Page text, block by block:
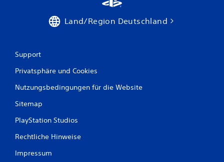
Land/Region Deutschland
Support
Privatsphäre und Cookies
Nutzungsbedingungen für die Website
Sitemap
PlayStation Studios
Rechtliche Hinweise
Impressum